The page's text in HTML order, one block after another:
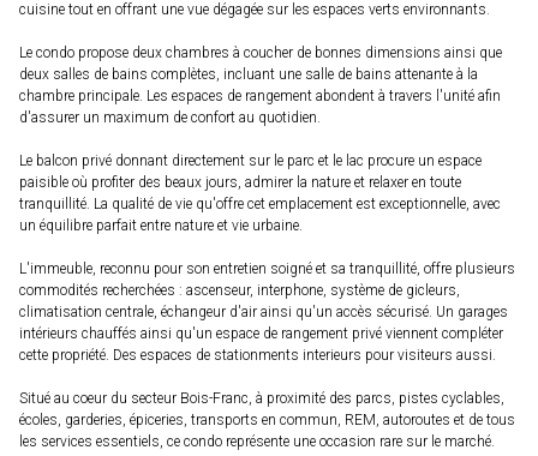
cuisine tout en offrant une vue dégagée sur les espaces verts environnants.
Le condo propose deux chambres à coucher de bonnes dimensions ainsi que
deux salles de bains complètes, incluant une salle de bains attenante à la
chambre principale. Les espaces de rangement abondent à travers l'unité afin
d'assurer un maximum de confort au quotidien.
Le balcon privé donnant directement sur le parc et le lac procure un espace
paisible où profiter des beaux jours, admirer la nature et relaxer en toute
tranquillité. La qualité de vie qu'offre cet emplacement est exceptionnelle, avec
un équilibre parfait entre nature et vie urbaine.
L'immeuble, reconnu pour son entretien soigné et sa tranquillité, offre plusieurs
commodités recherchées : ascenseur, interphone, système de gicleurs,
climatisation centrale, échangeur d'air ainsi qu'un accès sécurisé. Un garages
intérieurs chauffés ainsi qu'un espace de rangement privé viennent compléter
cette propriété. Des espaces de stationments interieurs pour visiteurs aussi.
Situé au coeur du secteur Bois-Franc, à proximité des parcs, pistes cyclables,
écoles, garderies, épiceries, transports en commun, REM, autoroutes et de tous
les services essentiels, ce condo représente une occasion rare sur le marché.